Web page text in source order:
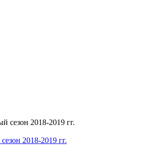
2018-2019 гг.